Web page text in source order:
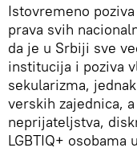
Istovremeno
prava svih
da je u Srbiji sve
institucija i poziva
sekularizma,
verskih zajednica,
neprijateljstva,
LGBTIQ+ osobama